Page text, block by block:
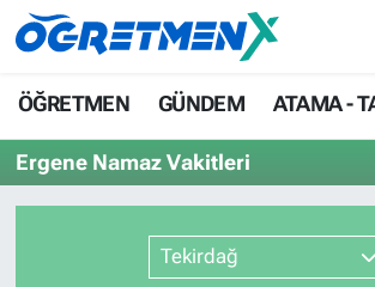
ÖĞRETMEN GÜNDEM ATAMA -
Ergene Namaz Vakitleri
Tekirdağ
ÖĞRETMEN
GÜNDEM
ATAMA - TAYİN
SINAVLAR
İstanbul Nöbetçi Eczaneler
İstanbul Hava Durumu
İstanbul Namaz Vakitleri
İstanbul Trafik Yoğunluk Haritası